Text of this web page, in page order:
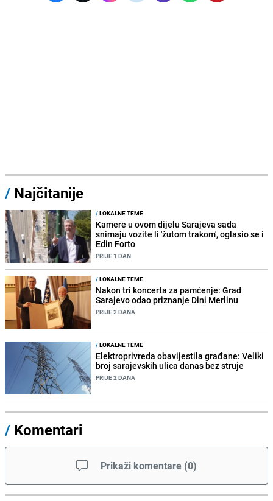
/ Najčitanije
/LOKALNE TEME
Kamere u ovom dijelu Sarajeva sada
snimaju vozite li 'žutom trakom', oglasio se i
Edin Forto
PRIJE 1 DAN
/LOKALNE TEME
Nakon tri koncerta za pamćenje: Grad
Sarajevo odao priznanje Dini Merlinu
PRIJE 2 DANA
/LOKALNE TEME
Elektroprivreda obavijestila građane: Veliki
broj sarajevskih ulica danas bez struje
PRIJE 2 DANA
/ Komentari
Prikaži komentare (0)